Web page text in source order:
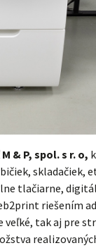
M & P, spol. s r. o,
skladačiek,
tlačiarne,
riešením
veľké, tak aj pre